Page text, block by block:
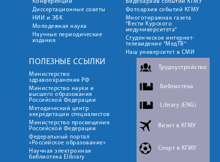
Конференции
Диссертационные советы
НИИ и ЭБК
Молодежная наука
Научные периодические
издания
Видеоархив событий КГМУ
Фотоархив событий КГМУ
Многотиражная газета
"Вести Курского
медуниверситета"
Студенческое интернет-
телевидение "МедТВ"
Наш университет в СМИ
ПОЛЕЗНЫЕ ССЫЛКИ
Министерство
здравоохранения РФ
Министерство науки и
высшего образования
Российской Федерации
Методический центр
аккредитации специалистов
Министерство просвещения
Российской Федерации
Федеральный портал
«Российское образование»
Научная электронная
библиотека Elibrary
Трудоустройство
Библиотека
Library (ENG)
Визит в КГМУ
Спорт в КГМУ